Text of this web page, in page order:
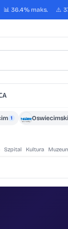
📊 36.4% maks. ⚠️
1
Szpital Kultura